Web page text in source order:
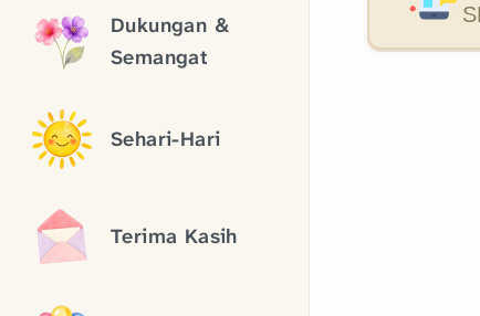
Dukungan &
Semangat
Sehari-Hari
Terima Kasih